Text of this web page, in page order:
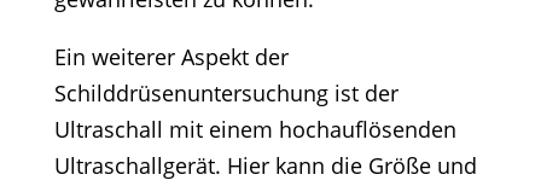
Ein weiterer Aspekt der
Schilddrüsenuntersuchung ist der
Ultraschall mit einem hochauflösenden
Ultraschallgerät. Hier kann die Größe und